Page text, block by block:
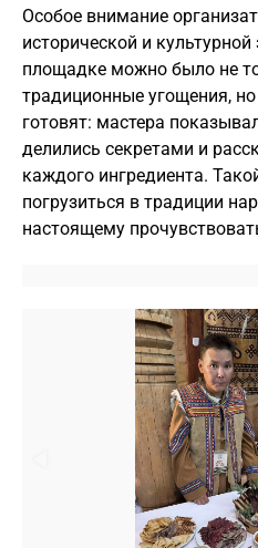
Особое внимание
исторической и
площадке можно было не
традиционные угощения,
готовят: мастера
делились секретами и
каждого ингредиента.
погрузиться в традиции
настоящему